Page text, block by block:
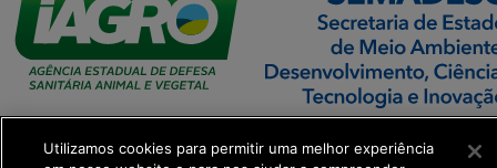
Executiva de
Utilizamos cookies para permitir uma melhor experiência